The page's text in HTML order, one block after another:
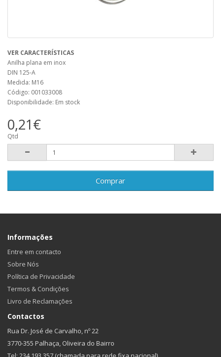
VER CARACTERÍSTICAS
Anilha plana em inox
DIN 125-A
Medida: M16
Código: 001033008
Disponibilidade: Em stock
0,21€
Qtd
Comprar
Informações
Entre em contacto
Sobre Nós
Política de Privacidade
Termos & Condições
Livro de Reclamações
Contactos
Rua Dr. José de Carvalho, nº 22
3770-355 Palhaça, Oliveira do Bairro